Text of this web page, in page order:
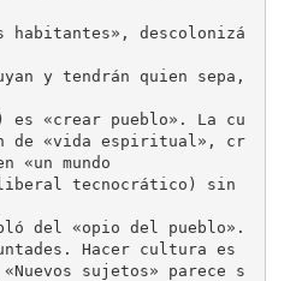
habitantes», descolonizá
y tendrán quien sepa,
es «crear pueblo». La cu
de «vida espiritual», cr
«un mundo
tecnocrático) sin
del «opio del pueblo».
Hacer cultura es
sujetos» parece s